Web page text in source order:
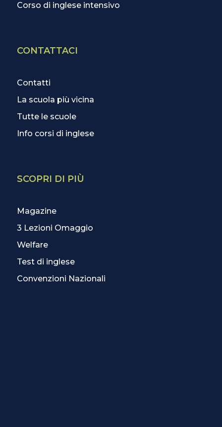
Corso di inglese intensivo
CONTATTACI
Contatti
La scuola più vicina
Tutte le scuole
Info corsi di inglese
SCOPRI DI PIÙ
Magazine
3 Lezioni Omaggio
Welfare
Test di inglese
Convenzioni Nazionali